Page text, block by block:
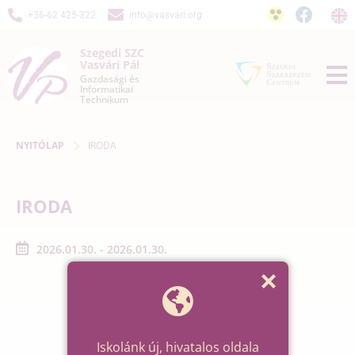
+36-62 425-322 info@vasvari.org
Szegedi SZC
Vasvári Pál
Gazdasági és
Informatikai
Technikum
NYITÓLAP IRODA
IRODA
2026.01.30. - 2026.01.30.
Iskolánk új, hivatalos oldala